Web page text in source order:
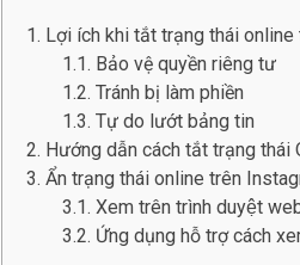
Lợi ích khi tắt trạng thái online
Bảo vệ quyền riêng tư
Tránh bị làm phiền
Tự do lướt bảng tin
Hướng dẫn cách tắt trạng thái
Ẩn trạng thái online trên
Xem trên trình duyệt
Ứng dụng hỗ trợ cách